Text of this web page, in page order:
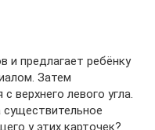
и предлагает ребёнку
Затем
верхнего левого угла.
у этих карточек?